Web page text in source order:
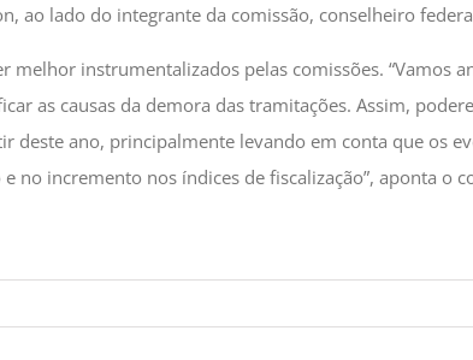
ao lado do integrante da comissão, conselheiro
instrumentalizados pelas comissões. “Vamos
as causas da demora das tramitações. Assim,
deste ano, principalmente levando em conta que os
incremento nos índices de fiscalização”, aponta o